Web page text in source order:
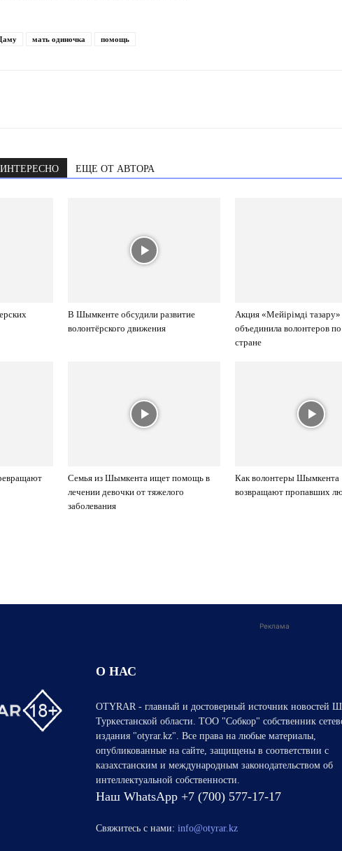
мать одиночка помощь
ЕЩЕ ОТ АВТОРА
В Шымкенте обсудили развитие
волонтёрского движения
Акция «Мейірімді тазару»
объединила волонтеров
стране
Семья из Шымкента ищет помощь в
лечении девочки от тяжелого
заболевания
Как волонтеры Шымкента
возвращают пропавших
Реклама
О НАС
OTYRAR - главный и достоверный источник новостей
Туркестанской области. ТОО "Собкор" собственник
издания "otyrar.kz". Все права на любые материалы,
опубликованные на сайте, защищены в соответствии с
казахстанским и международным законодательством об
интеллектуальной собственности.
Наш WhatsApp +7 (700) 577-17-17
Свяжитесь с нами: info@otyrar.kz